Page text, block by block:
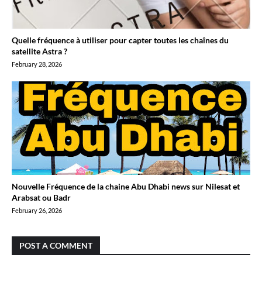
Quelle fréquence à utiliser pour capter toutes les chaînes du
satellite Astra ?
February 28, 2026
Nouvelle Fréquence de la chaine Abu Dhabi news sur Nilesat et
Arabsat ou Badr
February 26, 2026
POST A COMMENT